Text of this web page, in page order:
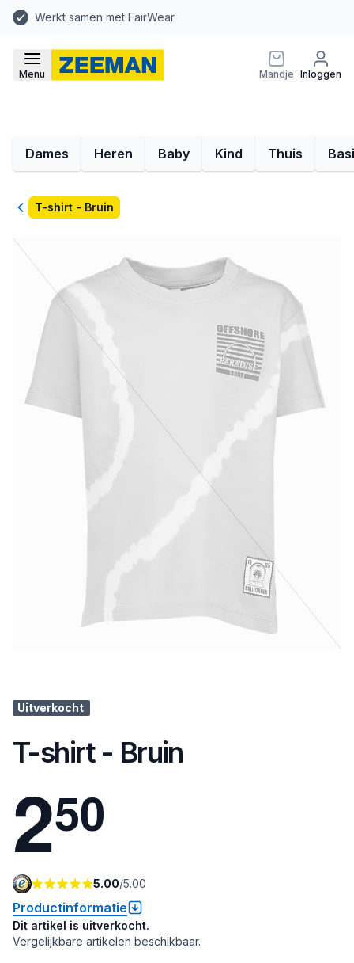
Werkt samen met FairWear
Menu Mandje Inloggen
Dames Heren Baby Kind Thuis
TerugT-shirt - Bruin
Uitverkocht
T-shirt - Bruin
250
5.00/5.00
Productinformatie
Dit artikel is uitverkocht.
Vergelijkbare artikelen beschikbaar.